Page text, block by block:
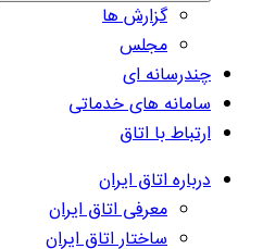
گزارش ها
مجلس
چندرسانه ای
سامانه های خدماتی
ارتباط با اتاق
درباره اتاق ایران
معرفی اتاق ایران
ساختار اتاق ایران